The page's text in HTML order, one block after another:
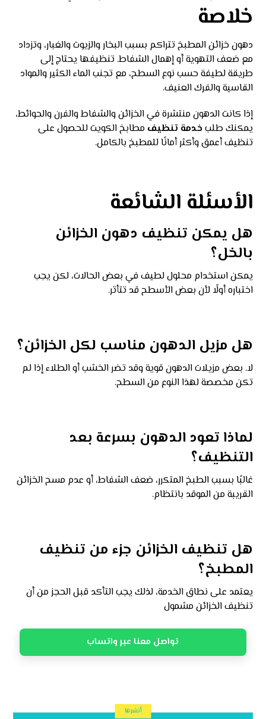
خلاصة
دهون خزائن المطبخ تتراكم بسبب البخار والزيوت والغبار، وتزداد
مع ضعف التهوية أو إهمال الشفاط. تنظيفها يحتاج إلى
طريقة لطيفة حسب نوع السطح، مع تجنب الماء الكثير والمواد
القاسية والفرك العنيف.
إذا كانت الدهون منتشرة في الخزائن والشفاط والفرن والحوائط،
يمكنك طلب خدمة تنظيف مطابخ الكويت للحصول على
تنظيف أعمق وأكثر أمانًا للمطبخ بالكامل.
الأسئلة الشائعة
هل يمكن تنظيف دهون الخزائن
بالخل؟
يمكن استخدام محلول لطيف في بعض الحالات، لكن يجب
اختباره أولًا لأن بعض الأسطح قد تتأثر.
هل مزيل الدهون مناسب لكل الخزائن؟
لا. بعض مزيلات الدهون قوية وقد تضر الخشب أو الطلاء إذا لم
تكن مخصصة لهذا النوع من السطح.
لماذا تعود الدهون بسرعة بعد
التنظيف؟
غالبًا بسبب الطبخ المتكرر، ضعف الشفاط، أو عدم مسح الخزائن
القريبة من الموقد بانتظام.
هل تنظيف الخزائن جزء من تنظيف
المطبخ؟
يعتمد على نطاق الخدمة، لذلك يجب التأكد قبل الحجز من أن
تنظيف الخزائن مشمول
تواصل معنا عبر واتساب